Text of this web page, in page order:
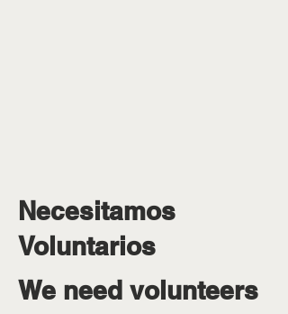
Necesitamos
Voluntarios
We need volunteers